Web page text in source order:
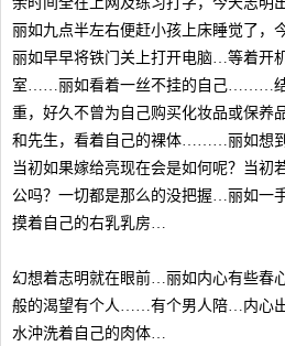
丽如九点半左右便赶小孩上床睡觉了，
丽如早早将铁门关上打开电脑…等着开
室……丽如看着一丝不挂的自己………结
重，好久不曾为自己购买化妆品或保养
和先生，看着自己的裸体………丽如想
当初如果嫁给亮现在会是如何呢？当
公吗？一切都是那么的没把握…丽如一
摸着自己的右乳乳房…
幻想着志明就在眼前…丽如内心有些
般的渴望有个人……有个男人陪…内心
水沖洗着自己的肉体…